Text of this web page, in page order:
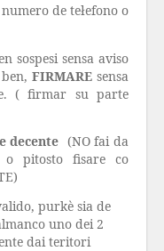
de tełefono o
sospesi sensa aviso
FIRMAREsensa
( firmar su parte
decente (NO fai da
o pitosto fisare co
purkè sia de
uno dei 2
dai teritori